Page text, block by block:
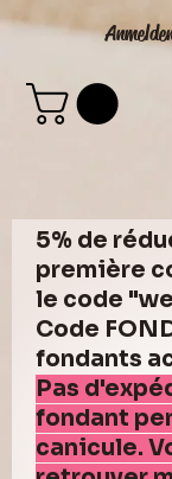
5% de
première
le code
Code
fondants
Pas
fondant
canicule.